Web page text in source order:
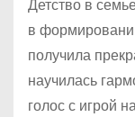
Детство в
в
получила
научилась
голос с игрой